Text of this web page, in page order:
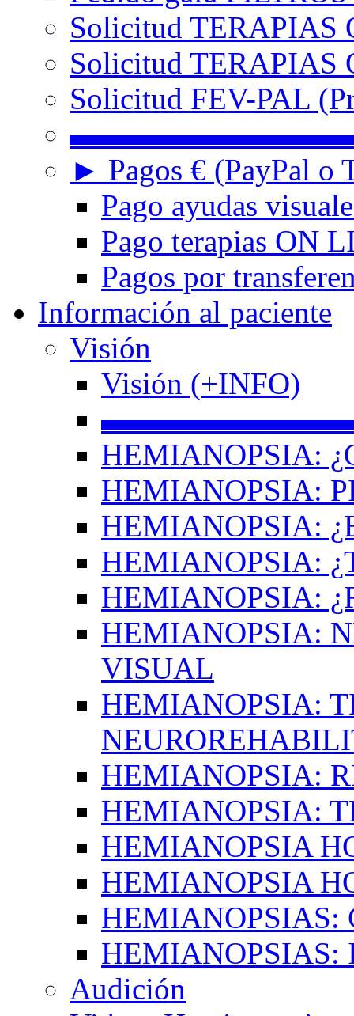
Solicitud TERAPIAS
Solicitud TERAPIAS
Solicitud FEV-PAL
► Pagos € (PayPal o
Pago ayudas
Pago terapias ON
Pagos por
Información al paciente
Visión
Visión (+INFO)
HEMIANOPSIA:
HEMIANOPSIA:
HEMIANOPSIA:
HEMIANOPSIA:
HEMIANOPSIA:
HEMIANOPSIA:
VISUAL
HEMIANOPSIA:
HEMIANOPSIA:
HEMIANOPSIA:
HEMIANOPSIA
HEMIANOPSIA
HEMIANOPSIAS:
HEMIANOPSIAS:
Audición